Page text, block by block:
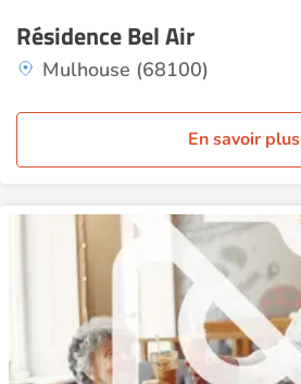
Résidence Bel Air
Mulhouse (68100)
En savoir plus